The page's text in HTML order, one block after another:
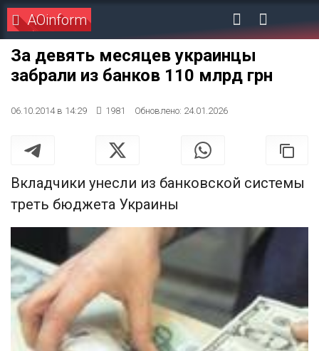
AOinform
За девять месяцев украинцы
забрали из банков 110 млрд грн
06.10.2014 в 14:29 1981 Обновлено: 24.01.2026
Вкладчики унесли из банковской системы
треть бюджета Украины